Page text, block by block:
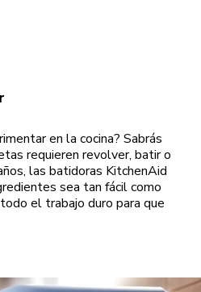
en la cocina? Sabrás
requieren revolver, batir o
las batidoras KitchenAid
sea tan fácil como
el trabajo duro para que